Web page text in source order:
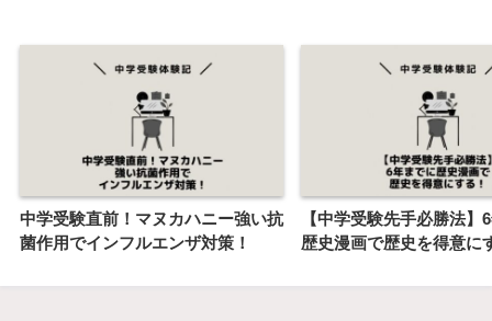
中学受験直前！マヌカハニー強い抗
菌作用でインフルエンザ対策！
【中学受験先手必勝法】
歴史漫画で歴史を得意に